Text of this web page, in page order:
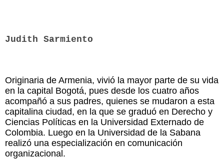
Judith Sarmiento
Originaria de Armenia, vivió la mayor parte de su vida
en la capital Bogotá, pues desde los cuatro años
acompañó a sus padres, quienes se mudaron a esta
capitalina ciudad, en la que se graduó en Derecho y
Ciencias Políticas en la Universidad Externado de
Colombia. Luego en la Universidad de la Sabana
realizó una especialización en comunicación
organizacional.